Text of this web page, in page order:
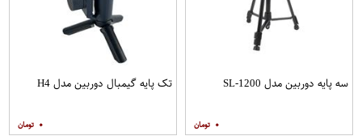
سه پایه دوربین مدل SL-1200
۰
تک پایه گیمبال دوربین مدل H4
۰